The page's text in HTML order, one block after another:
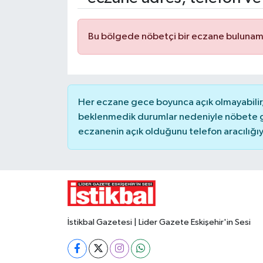
Bu bölgede nöbetçi bir eczane
Her eczane gece boyunca açık
beklenmedik durumlar nedeniyle nöbete
eczanenin açık olduğunu telefon
İstikbal Gazetesi | Lider Gazete Eskişehir'in Sesi
Resmi ilanlar